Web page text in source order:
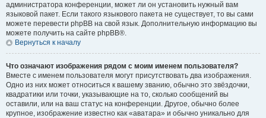
администратора конференции, может ли он установить нужный вам
языковой пакет. Если такого языкового пакета не существует, то вы сами
можете перевести phpBB на свой язык. Дополнительную информацию вы
можете получить на сайте phpBB®.
Вернуться к началу
Что означают изображения рядом с моим именем пользователя?
Вместе с именем пользователя могут присутствовать два изображения.
Одно из них может относиться к вашему званию, обычно это звёздочки,
квадратики или точки, указывающие на то, сколько сообщений вы
оставили, или на ваш статус на конференции. Другое, обычно более
крупное, изображение известно как «аватара» и обычно уникально для